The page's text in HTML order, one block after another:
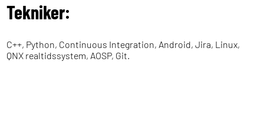
Tekniker:
C++, Python, Continuous Integration, Android, Jira, Linux,
QNX realtidssystem, AOSP, Git.